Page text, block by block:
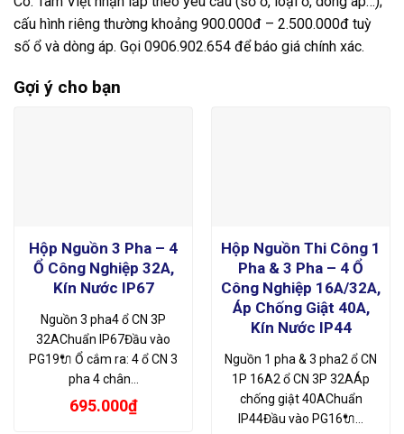
cấu hình riêng thường khoảng 900.000đ – 2.500.000đ tuỳ
số ổ và dòng áp. Gọi 0906.902.654 để báo giá chính xác.
Gợi ý cho bạn
Hộp Nguồn 3 Pha – 4
Ổ Công Nghiệp 32A,
Kín Nước IP67
Nguồn 3 pha4 ổ CN 3P
32AChuẩn IP67Đầu vào
PG19🔌 Ổ cắm ra: 4 ổ CN 3
pha 4 chân…
695.000₫
Hộp Nguồn Thi Công 1
Pha & 3 Pha – 4 Ổ
Công Nghiệp 16A/32A,
Áp Chống Giật 40A,
Kín Nước IP44
Nguồn 1 pha & 3 pha2 ổ CN
1P 16A2 ổ CN 3P 32AÁp
chống giật 40AChuẩn
IP44Đầu vào PG16🔌…